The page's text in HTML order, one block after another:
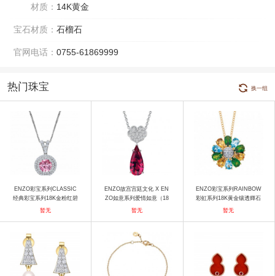
材质： 14K黄金
宝石材质： 石榴石
官网电话： 0755-61869999
热门珠宝 换一组
ENZO彩宝系列CLASSIC
经典彩宝系列18K金粉红碧
玺系列吊坠 吊坠
暂无
ENZO故宫宫廷文化 X EN
ZO如意系列爱情如意（18
K金镶红碧玺钻石项链） 项
暂无
ENZO彩宝系列RAINBOW
彩虹系列18K黄金镶透輝石
黃晶托帕石及钻石吊坠 吊
暂无